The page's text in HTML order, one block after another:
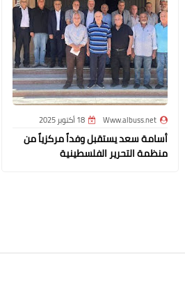
Www.albuss.net 18 أكتوبر 2025
أسامة سعد يستقبل وفداً مركزياً من
منظمة التحرير الفلسطينية
Www.albuss.net
02 يوليو 2020
Www.albuss.net